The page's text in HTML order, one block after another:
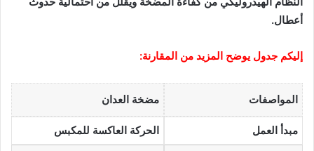
أعطال.
إليكم جدول يوضح المزيد من المقارنة:
المواصفات مضخة العدان
مبدأ العمل الحركة العاكسة للمكبس